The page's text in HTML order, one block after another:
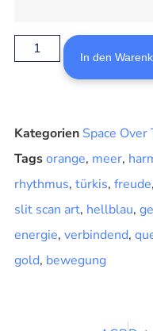
In den
Kategorien Space Over
Tagsorange, meer,
rhythmus, türkis, freude,
slit scan art, hellblau,
energie, verbindend,
gold, bewegung